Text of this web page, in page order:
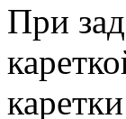
При